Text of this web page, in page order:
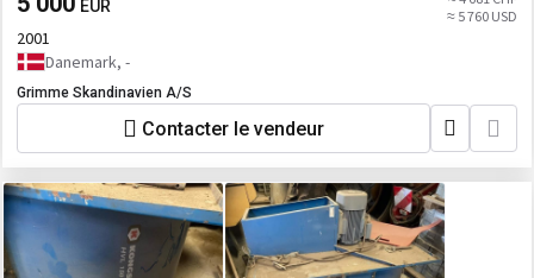
EUR
≈ 5 760 USD
2001
Danemark, -
Grimme Skandinavien A/S
Contacter le vendeur